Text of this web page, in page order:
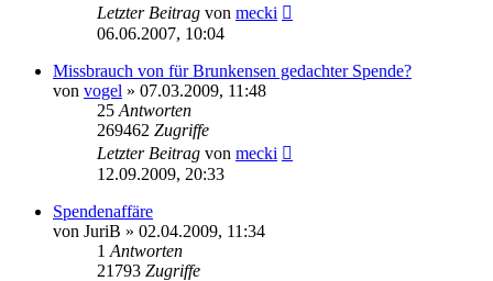
Letzter Beitrag von mecki
06.06.2007, 10:04
Missbrauch von für Brunkensen gedachter Spende?
von vogel » 07.03.2009, 11:48
25 Antworten
269462 Zugriffe
Letzter Beitrag von mecki
12.09.2009, 20:33
Spendenaffäre
von JuriB » 02.04.2009, 11:34
1 Antworten
21793 Zugriffe